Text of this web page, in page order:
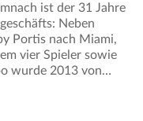
ist der 31 Jahre
Neben
Portis nach Miami,
vier Spieler sowie
wurde 2013 von…